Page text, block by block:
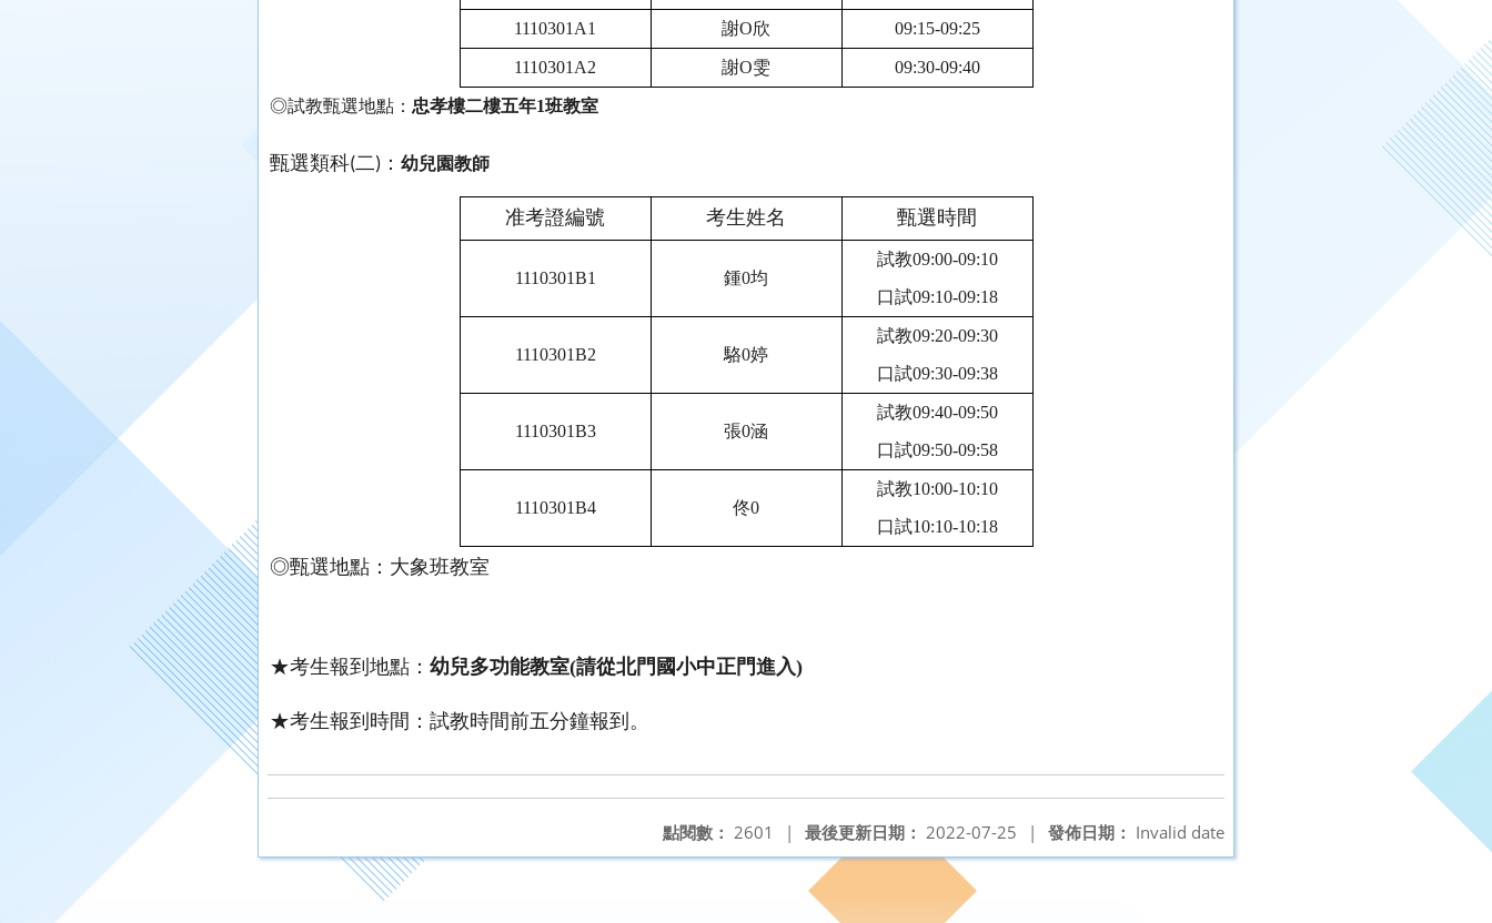
1110301A1 謝O欣 09:15-09:25
1110301A2 謝O雯 09:30-09:40
◎試教甄選地點： 忠孝樓二樓五年1班教室
甄選類科(二) ： 幼兒園教師
准考證編號 考生姓名 甄選時間
1110301B1 鍾0均
試教09:00-09:10
口試09:10-09:18
1110301B2 駱0婷
試教09:20-09:30
口試09:30-09:38
1110301B3 張0涵
試教09:40-09:50
口試09:50-09:58
1110301B4 佟0
試教10:00-10:10
口試10:10-10:18
◎甄選地點：大象班教室
★考生報到地點： 幼兒多功能教室(請從北門國小中正門進入)
★考生報到時間：試教時間前五分鐘報到。
發佈日期： Invalid date
最後更新日期： 2022-07-25 |
點閱數： 2601 |